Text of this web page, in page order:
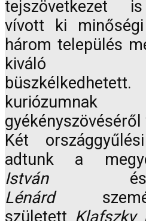
tejszövetkezet
vívott ki
három település
kiváló
Két
adtunk a
István
Lénárd
született Klafszky